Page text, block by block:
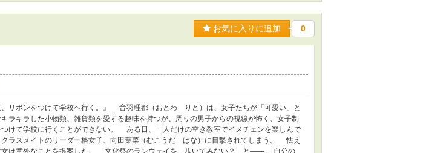
お気に入りに追加 0
、リボンをつけて学校へ行く。』 音羽理都（おとわ りと）は、女子たちが「可愛い」と
ラキラした小物類、雑貨類を愛する趣味を持つが、周りの男子からの視線が怖く、女子制
つけて学校に行くことができない。 ある日、一人だけの空き教室でイメチェンを楽しんで
クラスメイトのリーダー格女子、向田葉菜（むこうだ はな）に目撃されてしまう。 怯え
女は意外なことを提案した。 「文化祭のランウェイを、歩いてみない？」と――。 自分の